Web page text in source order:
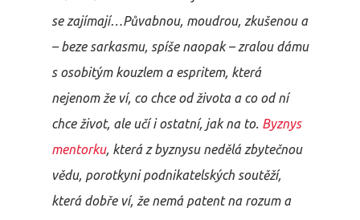
se zajímají…Půvabnou, moudrou, zkušenou a
– beze sarkasmu, spíše naopak – zralou dámu
s osobitým kouzlem a espritem, která
nejenom že ví, co chce od života a co od ní
chce život, ale učí i ostatní, jak na to. Byznys
mentorku, která z byznysu nedělá zbytečnou
vědu, porotkyni podnikatelských soutěží,
která dobře ví, že nemá patent na rozum a